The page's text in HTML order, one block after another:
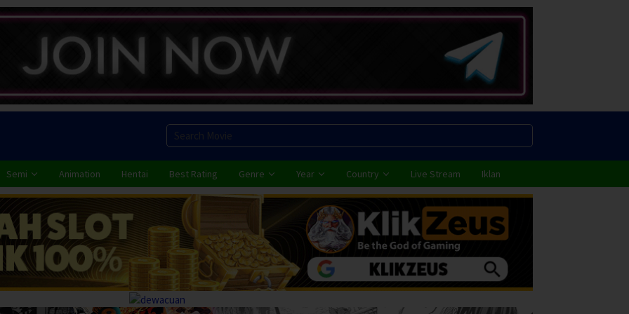
Semi Animation Hentai Best Rating Genre Year Country Live Stream Iklan